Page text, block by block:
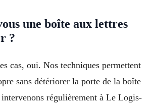
une boîte aux lettres
?
cas, oui. Nos techniques permettent
sans détériorer la porte de la boîte
régulièrement à Le Logis-